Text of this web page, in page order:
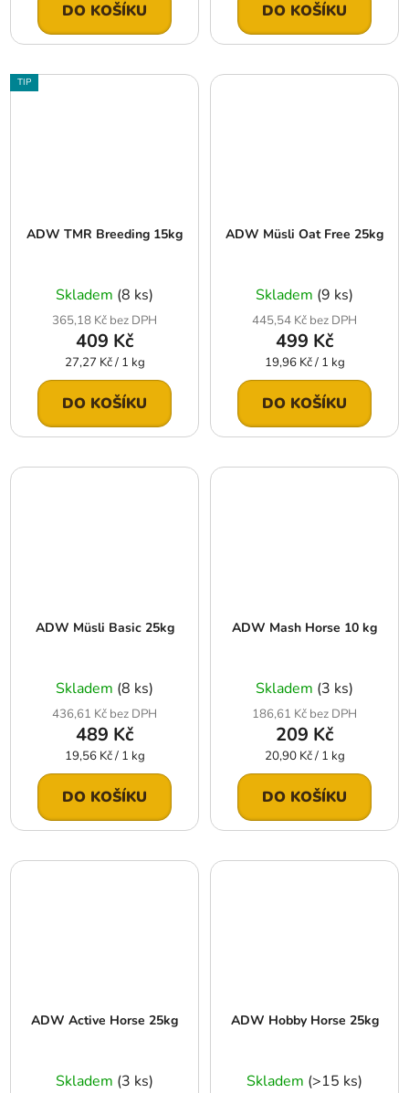
DO KOŠÍKU DO KOŠÍKU
TIP
ADW TMR Breeding 15kg
Skladem (8 ks)
365,18 Kč bez DPH
409 Kč
Měrná
cena:
27,27 Kč / 1 kg
DO KOŠÍKU
ADW Müsli Oat Free 25kg
Skladem (9 ks)
445,54 Kč bez DPH
499 Kč
Měrná
cena:
19,96 Kč / 1 kg
DO KOŠÍKU
ADW Müsli Basic 25kg
Skladem (8 ks)
436,61 Kč bez DPH
489 Kč
Měrná
cena:
19,56 Kč / 1 kg
DO KOŠÍKU
ADW Mash Horse 10 kg
Skladem (3 ks)
186,61 Kč bez DPH
209 Kč
Měrná
cena:
20,90 Kč / 1 kg
DO KOŠÍKU
ADW Active Horse 25kg
Skladem (3 ks)
ADW Hobby Horse 25kg
Skladem (>15 ks)